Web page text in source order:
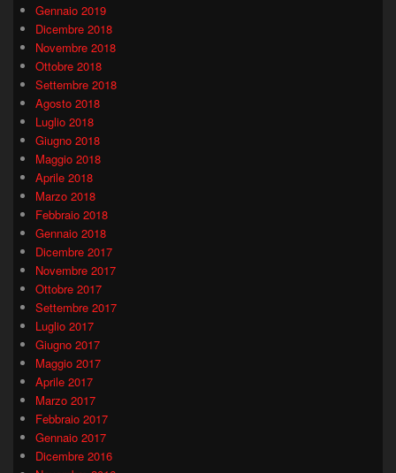
Gennaio 2019
Dicembre 2018
Novembre 2018
Ottobre 2018
Settembre 2018
Agosto 2018
Luglio 2018
Giugno 2018
Maggio 2018
Aprile 2018
Marzo 2018
Febbraio 2018
Gennaio 2018
Dicembre 2017
Novembre 2017
Ottobre 2017
Settembre 2017
Luglio 2017
Giugno 2017
Maggio 2017
Aprile 2017
Marzo 2017
Febbraio 2017
Gennaio 2017
Dicembre 2016